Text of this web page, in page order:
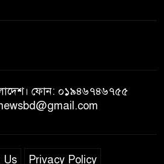
ফোন: ০১৯৪৬৭৪৬৭৫৫
Us Privacy Policy